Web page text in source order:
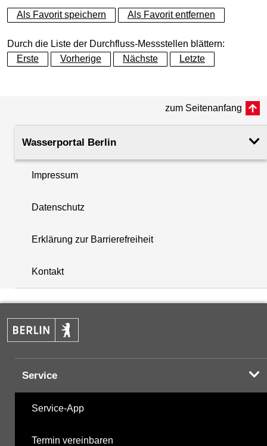
+
−
+
−
Als Favorit speichern Als Favorit entfernen
Durch die Liste der Durchfluss-Messstellen blättern:
Erste
Vorherige Nächste Letzte
zum Seitenanfang
Wasserportal Berlin
Impressum
Datenschutz
Erklärung zur Barrierefreiheit
Kontakt
Service
Service-App
Termin vereinbaren